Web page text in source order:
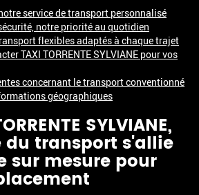
service de transport personnalisé
notre priorité au quotidien
flexibles adaptés à chaque trajet
TAXI TORRENTE SYLVIANE pour vos
concernant le transport conventionné
géographiques
SYLVIANE,
du transport s'allie
sur mesure pour